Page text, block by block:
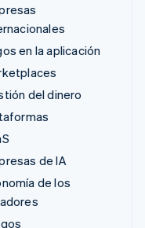
en la aplicación
del dinero
de IA
de los